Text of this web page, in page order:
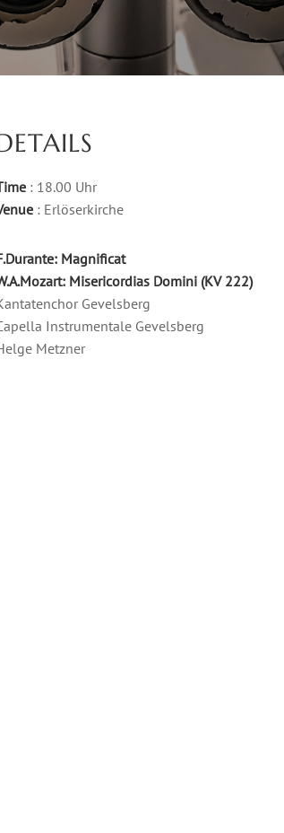
: 18.00 Uhr
: Erlöserkirche
Magnificat
Misericordias Domini (KV 222)
Gevelsberg
Instrumentale Gevelsberg
Metzner